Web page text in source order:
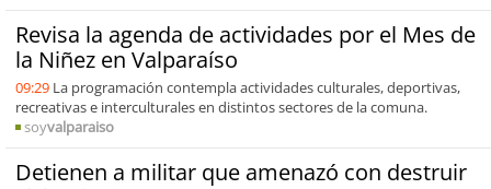
Revisa la agenda de actividades por el Mes de
la Niñez en Valparaíso
09:29 La programación contempla actividades culturales, deportivas,
recreativas e interculturales en distintos sectores de la comuna.
soyvalparaiso
Detienen a militar que amenazó con destruir